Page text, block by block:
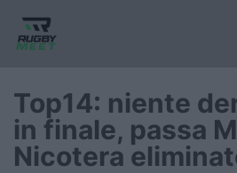
Nazionale
Top14: niente
in finale, passa
Nicotera